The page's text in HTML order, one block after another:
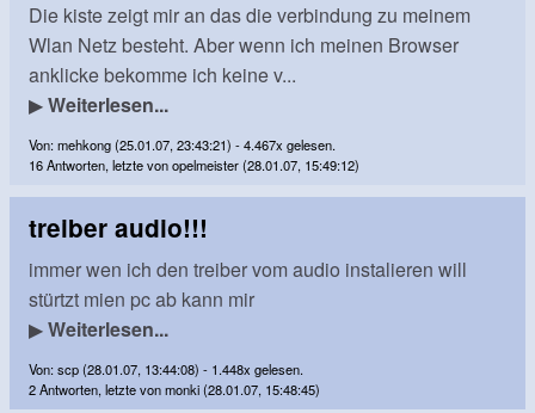
Die kiste zeigt mir an das die verbindung zu meinem
Wlan Netz besteht. Aber wenn ich meinen Browser
anklicke bekomme ich keine v...
▶Weiterlesen...
Von: mehkong (25.01.07, 23:43:21) - 4.467x gelesen.
16 Antworten, letzte von opelmeister (28.01.07, 15:49:12)
treiber audio!!!
immer wen ich den treiber vom audio instalieren will
stürtzt mien pc ab kann mir
▶Weiterlesen...
Von: scp (28.01.07, 13:44:08) - 1.448x gelesen.
2 Antworten, letzte von monki (28.01.07, 15:48:45)